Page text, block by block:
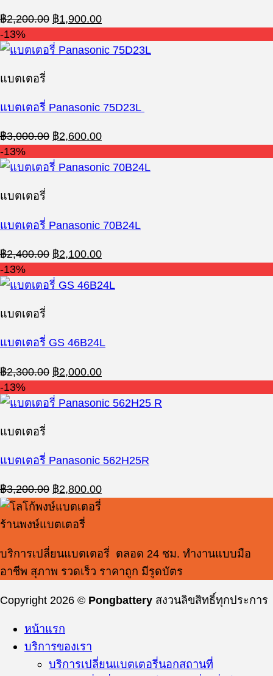
฿2,200.00 Original
price
was:
฿2,200.00.
฿1,900.00Current
price
is:
฿1,900.00.
-13%
แบตเตอรี่
แบตเตอรี่ Panasonic 75D23L
฿3,000.00 Original
price
was:
฿3,000.00.
฿2,600.00Current
price
is:
฿2,600.00.
-13%
แบตเตอรี่
แบตเตอรี่ Panasonic 70B24L
฿2,400.00 Original
price
was:
฿2,400.00.
฿2,100.00Current
price
is:
฿2,100.00.
-13%
แบตเตอรี่
แบตเตอรี่ GS 46B24L
฿2,300.00 Original
price
was:
฿2,300.00.
฿2,000.00Current
price
is:
฿2,000.00.
-13%
แบตเตอรี่
แบตเตอรี่ Panasonic 562H25R
฿3,200.00 Original
price
was:
฿3,200.00.
฿2,800.00Current
price
ร้านพงษ์แบตเตอรี่
บริการเปลี่ยนแบตเตอรี่ ตลอด 24 ชม. ทำงานแบบมือ
อาชีพ สุภาพ รวดเร็ว ราคาถูก มีรูดบัตร
Copyright 2026 © Pongbattery สงวนลิขสิทธิ์ทุกประการ
หน้าแรก
บริการของเรา
บริการเปลี่ยนแบตเตอรี่นอกสถานที่